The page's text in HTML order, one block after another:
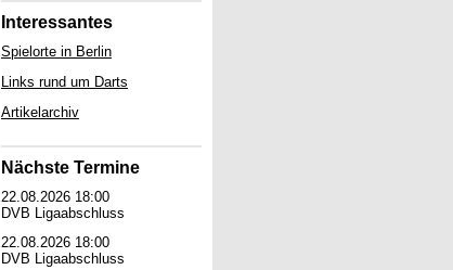
Interessantes
Spielorte in Berlin
Links rund um Darts
Artikelarchiv
Nächste Termine
22.08.2026 18:00
DVB Ligaabschluss
22.08.2026 18:00
DVB Ligaabschluss